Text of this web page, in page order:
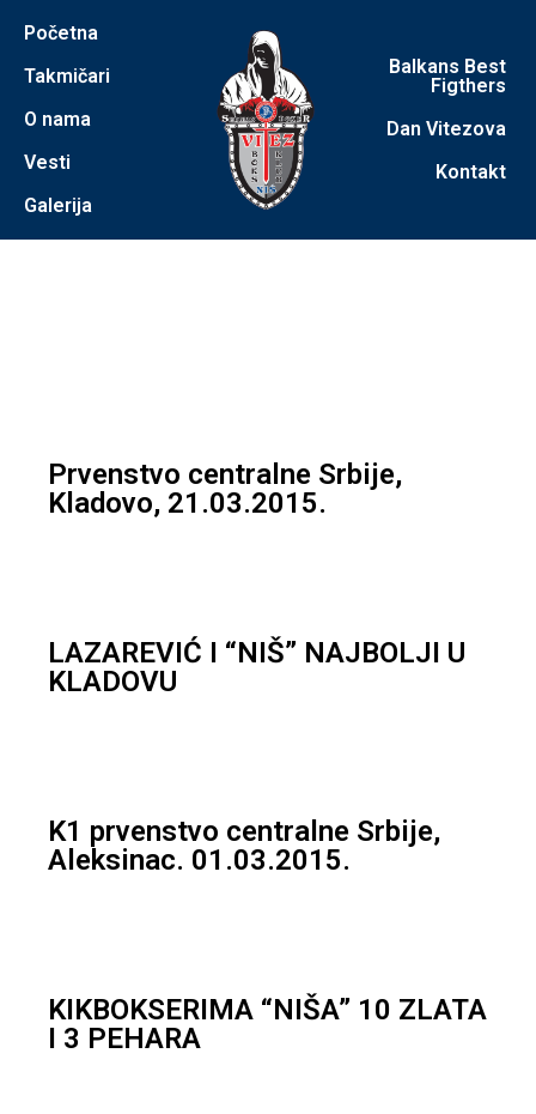
Početna
Takmičari
O nama
Vesti
Galerija
Balkans Best
Figthers
Dan Vitezova
Kontakt
Prvenstvo centralne Srbije,
Kladovo, 21.03.2015.
LAZAREVIĆ I “NIŠ” NAJBOLJI U
KLADOVU
K1 prvenstvo centralne Srbije,
Aleksinac. 01.03.2015.
KIKBOKSERIMA “NIŠA” 10 ZLATA
I 3 PEHARA